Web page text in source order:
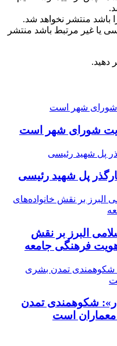
باشد منتشر نخواهد شد.
یا غیر مرتبط باشد منتشر
دهید.
شورای شهر است
پل شهید رئیسی
البرز بر نقش
فرهنگی جامعه
شکوهمندی تمدن
معماران است